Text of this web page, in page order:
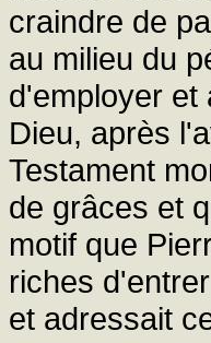
craindre de
au milieu du
d'employer et
Dieu, après
Testament
de grâces et
motif que
riches
et adressait